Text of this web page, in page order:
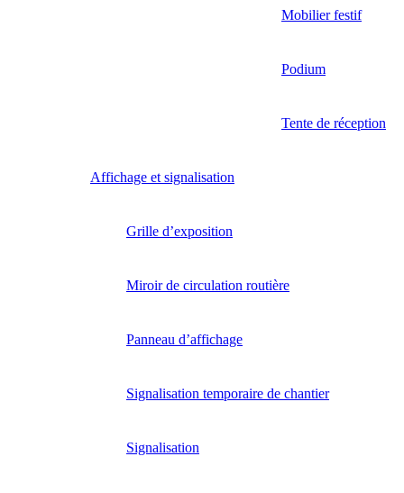
Mobilier festif
Podium
Tente de réception
Affichage et signalisation
Grille d’exposition
Miroir de circulation routière
Panneau d’affichage
Signalisation temporaire de chantier
Signalisation